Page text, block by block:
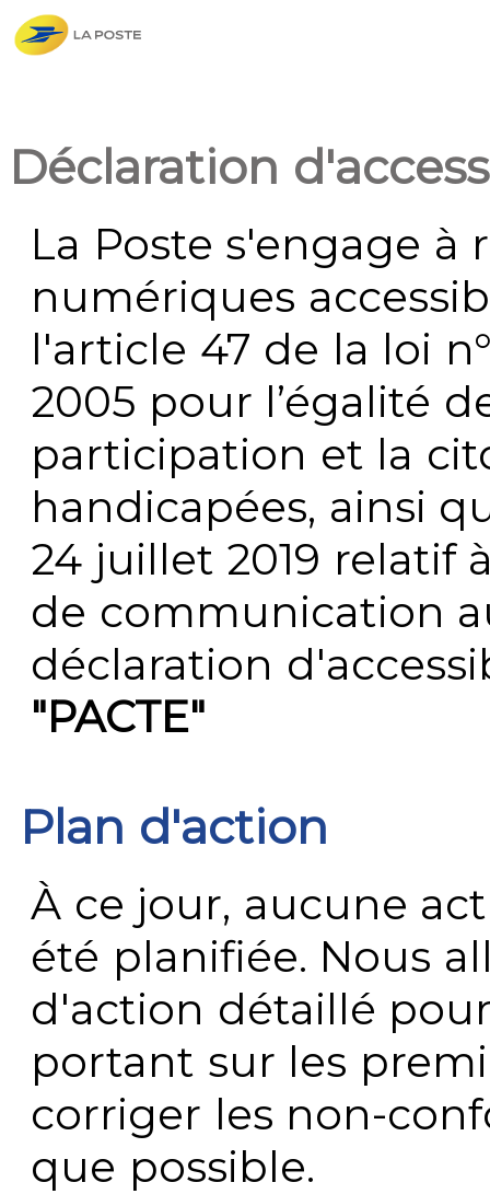
Déclaration
La Poste s'engage à
numériques
l'article 47 de la loi
2005 pour l’égalité
participation et la
handicapées, ainsi
24 juillet 2019 relatif
de communication
déclaration
"PACTE"
Plan d'action
À ce jour, aucune
été planifiée. Nous
d'action détaillé
portant sur les
corriger les non-
que possible.